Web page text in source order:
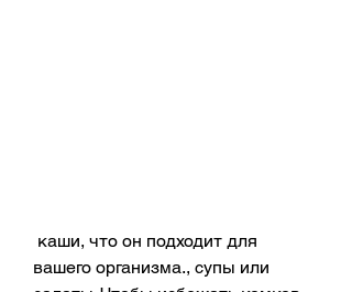
вашего организма., супы или